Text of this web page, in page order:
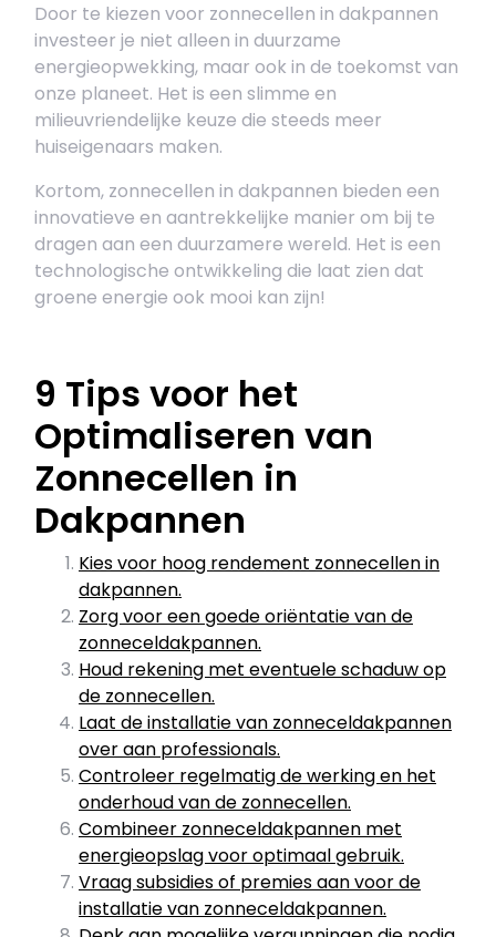
Door te kiezen voor zonnecellen in dakpannen
investeer je niet alleen in duurzame
energieopwekking, maar ook in de toekomst van
onze planeet. Het is een slimme en
milieuvriendelijke keuze die steeds meer
huiseigenaars maken.
Kortom, zonnecellen in dakpannen bieden een
innovatieve en aantrekkelijke manier om bij te
dragen aan een duurzamere wereld. Het is een
technologische ontwikkeling die laat zien dat
groene energie ook mooi kan zijn!
9 Tips voor het
Optimaliseren van
Zonnecellen in
Dakpannen
Kies voor hoog rendement zonnecellen in
dakpannen.
Zorg voor een goede oriëntatie van de
zonneceldakpannen.
Houd rekening met eventuele schaduw op
de zonnecellen.
Laat de installatie van zonneceldakpannen
over aan professionals.
Controleer regelmatig de werking en het
onderhoud van de zonnecellen.
Combineer zonneceldakpannen met
energieopslag voor optimaal gebruik.
Vraag subsidies of premies aan voor de
installatie van zonneceldakpannen.